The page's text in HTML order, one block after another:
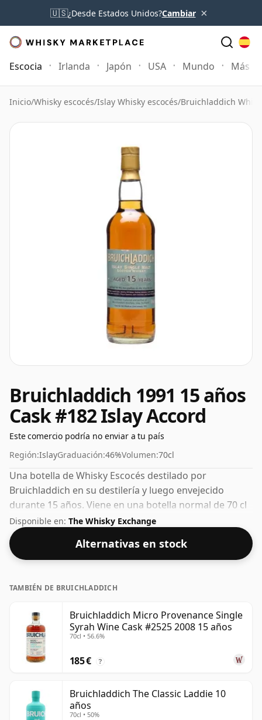
🇺🇸¿Desde Estados Unidos?Cambiar ×
Escocia Irlanda Japón USA Mundo Más
Inicio/Whisky escocés/Islay Whisky escocés/Bruichladdich
Bruichladdich 1991 15 años
Cask #182 Islay Accord
Este comercio podría no enviar a tu país
Región:IslayGraduación:46%Volumen:70cl
Una botella de Whisky Escocés destilado por
Bruichladdich en su destilería y luego envejecido
durante 15 años. Viene en una botella normal de 70 cl
y se embotella con un ABV saludable del 46%.
Disponible en: The Whisky Exchange
Alternativas en stock
TAMBIÉN DE BRUICHLADDICH
Bruichladdich Micro Provenance Single
Syrah Wine Cask #2525 2008 15 años
70cl • 56.6%
185 € ?
Bruichladdich The Classic Laddie 10
años
70cl • 50%